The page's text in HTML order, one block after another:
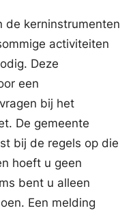
de kerninstrumenten
activiteiten
Deze
een
bij het
De gemeente
bij de regels op die
hoeft u geen
bent u alleen
Een melding